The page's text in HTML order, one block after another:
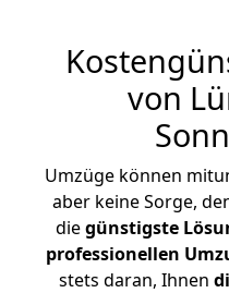
von
Umzüge können
aber keine Sorge,
diegünstigste
professionellen
stets daran, Ihnen